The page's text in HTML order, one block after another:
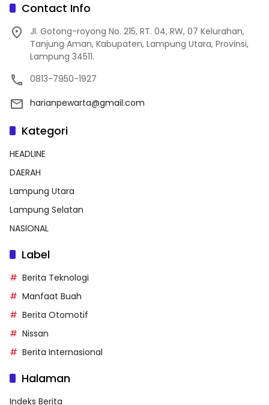
Contact Info
Jl. Gotong-royong No. 215, RT. 04, RW, 07 Kelurahan,
Tanjung Aman, Kabupaten, Lampung Utara, Provinsi,
Lampung 34511.
0813-7950-1927
harianpewarta@gmail.com
Kategori
HEADLINE
DAERAH
Lampung Utara
Lampung Selatan
NASIONAL
Label
Berita Teknologi
Manfaat Buah
Berita Otomotif
Nissan
Berita Internasional
Halaman
Indeks Berita